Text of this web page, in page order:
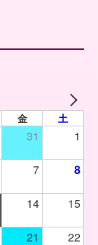
金 土
31 1
7 8
14 15
21 22